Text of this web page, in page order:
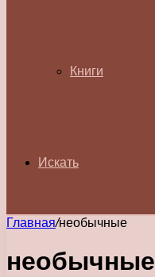
Книги
Искать
Главная/необычные
необычные